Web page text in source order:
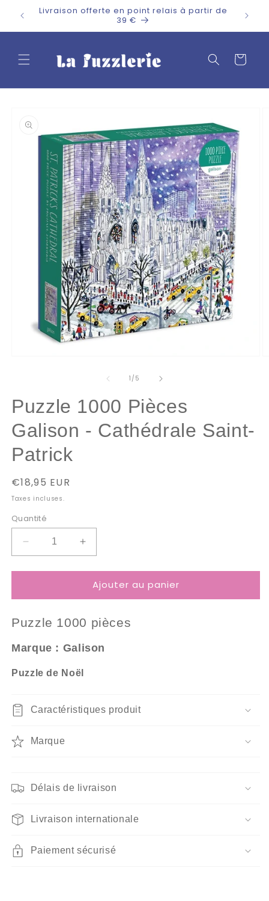
passer
contenu
Livraison offerte en point relais à partir de
39 €
Panier
produits
une
fenêtre
modale
1 /de
5
Puzzle 1000 Pièces
Galison - Cathédrale Saint-
Patrick
Prix
habituel
€18,95 EUR
Taxes incluses.
Quantité
Réduire
la
quantité
Puzzle
Pièces
-
Saint-
Augmenter
la
quantité
de
Puzzle
Pièces
-
Saint-
Ajouter au panier
Puzzle 1000 pièces
Marque : Galison
Puzzle de Noël
Caractéristiques produit
Marque
Délais de livraison
Livraison internationale
Paiement sécurisé